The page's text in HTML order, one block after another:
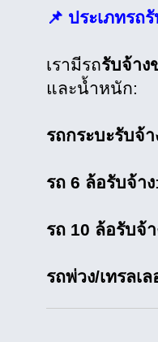
📌 ประเภทรถ
เรามีรถรับจ้าง
และน้ำหนัก:
รถกระบะรับจ้า
รถ 6 ล้อรับจ้าง:
รถ 10 ล้อรับจ้า
รถพ่วง/เทรลเ